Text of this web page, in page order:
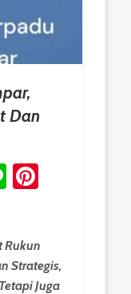
Dan
Line
Rukun
Strategis,
Juga